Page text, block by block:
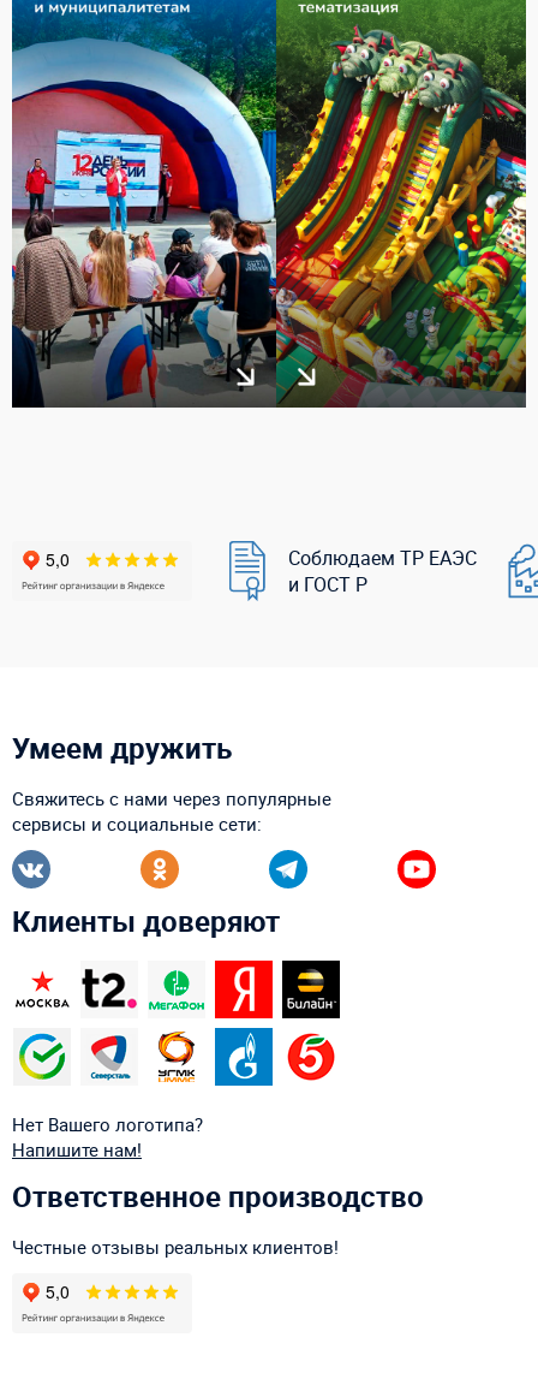
Соблюдаем ТР ЕАЭС
и ГОСТ Р
Умеем дружить
Свяжитесь с нами через популярные
сервисы и социальные сети:
Клиенты доверяют
Нет Вашего логотипа?
Напишите нам!
Ответственное производство
Честные отзывы реальных клиентов!